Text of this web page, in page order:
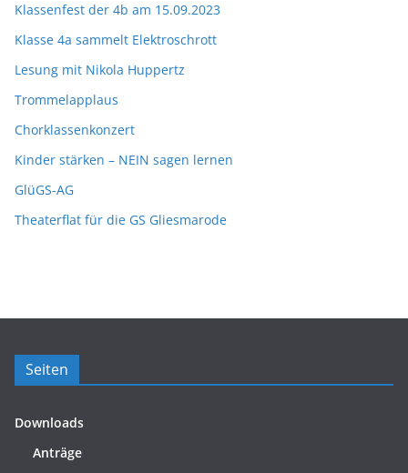
Klassenfest der 4b am 15.09.2023
Klasse 4a sammelt Elektroschrott
Lesung mit Nikola Huppertz
Trommelapplaus
Chorklassenkonzert
Kinder stärken – NEIN sagen lernen
GlüGS-AG
Theaterflat für die GS Gliesmarode
Seiten
Downloads
Anträge